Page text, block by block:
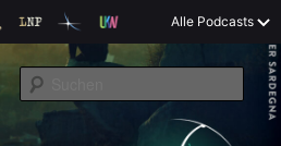
Alle Podcasts
und Forschung
u